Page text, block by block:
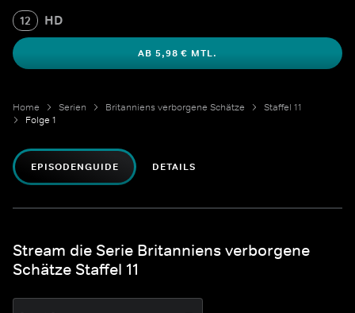
12 HD
AB 5,98 € MTL.
Home Serien Britanniens verborgene Schätze
Staffel 11
Folge 1
EPISODENGUIDE DETAILS
Stream die Serie Britanniens verborgene
Schätze Staffel 11